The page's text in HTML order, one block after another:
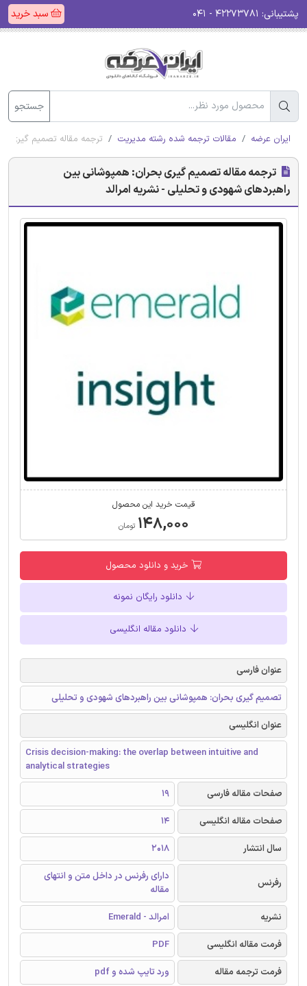
پشتیبانی: سبد خرید
جستجو
ایران عرضه مقالات ترجمه شده رشته مدیریت ترجمه مقاله تصمیم گیری
ترجمه مقاله تصمیم گیری بحران: همپوشانی بین
راهبردهای شهودی و تحلیلی - نشریه امرالد
قیمت خرید این محصول
۱۴۸,۰۰۰ تومان
خرید و دانلود محصول
دانلود رایگان نمونه
دانلود مقاله انگلیسی
عنوان فارسی
تصمیم گیری بحران: همپوشانی بین راهبردهای شهودی و تحلیلی
عنوان انگلیسی
Crisis decision-making: the overlap between intuitive and
analytical strategies
صفحات مقاله فارسی
19
صفحات مقاله انگلیسی
14
سال انتشار
2018
رفرنس
دارای رفرنس در داخل متن و انتهای
مقاله
نشریه
امرالد - Emerald
فرمت مقاله انگلیسی
PDF
فرمت ترجمه مقاله
ورد تایپ شده و pdf